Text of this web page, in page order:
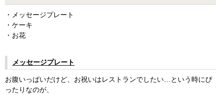
・メッセージプレート
・ケーキ
・お花
メッセージプレート
お腹いっぱいだけど、お祝いはレストランでしたい…という時にぴ
ったりなのが、